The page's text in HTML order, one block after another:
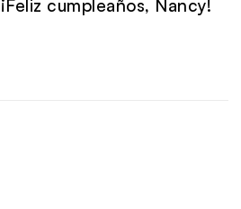
cumpleaños, Nancy!